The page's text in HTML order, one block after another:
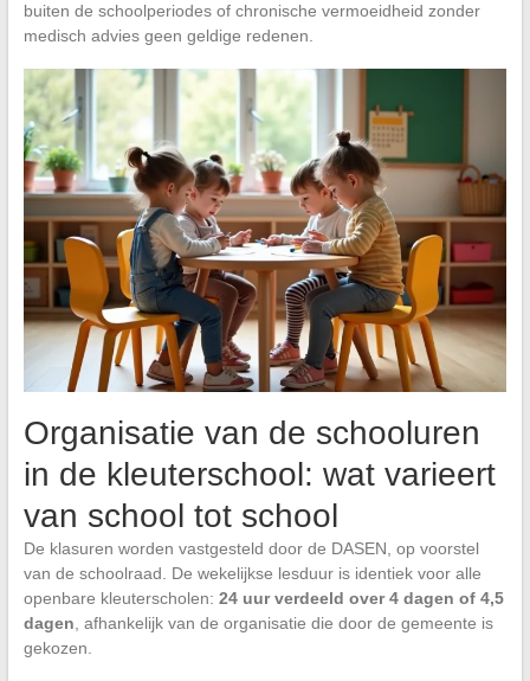
buiten de schoolperiodes of chronische vermoeidheid zonder
medisch advies geen geldige redenen.
Organisatie van de schooluren
in de kleuterschool: wat varieert
van school tot school
De klasuren worden vastgesteld door de DASEN, op voorstel
van de schoolraad. De wekelijkse lesduur is identiek voor alle
openbare kleuterscholen: 24 uur verdeeld over 4 dagen of 4,5
dagen , afhankelijk van de organisatie die door de gemeente is
gekozen.